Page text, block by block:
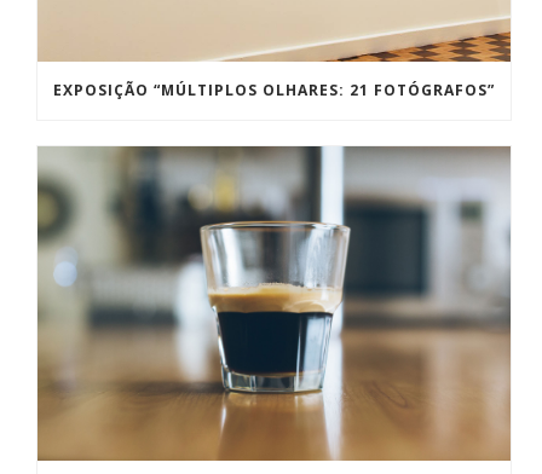
EXPOSIÇÃO “MÚLTIPLOS OLHARES: 21 FOTÓGRAFOS”